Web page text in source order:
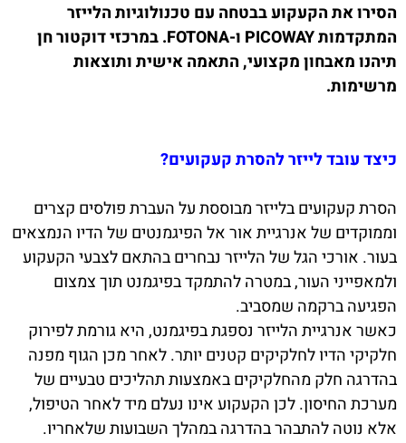
הסירו את הקעקוע בבטחה עם טכנולוגיות הלייזר
המתקדמות PICOWAY ו-FOTONA. במרכזי דוקטור חן
תיהנו מאבחון מקצועי, התאמה אישית ותוצאות
מרשימות.
כיצד עובד לייזר להסרת קעקועים?
הסרת קעקועים בלייזר מבוססת על העברת פולסים קצרים
וממוקדים של אנרגיית אור אל הפיגמנטים של הדיו הנמצאים
בעור. אורכי הגל של הלייזר נבחרים בהתאם לצבעי הקעקוע
ולמאפייני העור, במטרה להתמקד בפיגמנט תוך צמצום
הפגיעה ברקמה שמסביב.
כאשר אנרגיית הלייזר נספגת בפיגמנט, היא גורמת לפירוק
חלקיקי הדיו לחלקיקים קטנים יותר. לאחר מכן הגוף מפנה
בהדרגה חלק מהחלקיקים באמצעות תהליכים טבעיים של
מערכת החיסון. לכן הקעקוע אינו נעלם מיד לאחר הטיפול,
אלא נוטה להתבהר בהדרגה במהלך השבועות שלאחריו.